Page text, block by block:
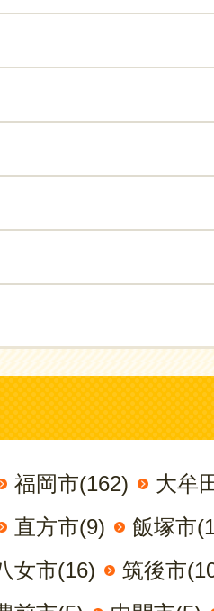
福岡市(162)
大牟
直方市(9)
飯塚市
女市(16)
筑後市